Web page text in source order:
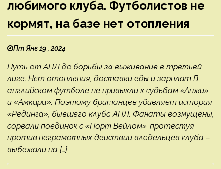
любимого клуба. Футболистов не
кормят, на базе нет отопления
Пт Янв 19 , 2024
Путь от АПЛ до борьбы за выживание в третьей
лиге. Нет отопления, доставки еды и зарплат В
английском футболе не привыкли к судьбам «Анжи»
и «Амкара». Поэтому британцев удивляет история
«Рединга», бывшего клуба АПЛ. Фанаты возмущены,
сорвали поединок с «Порт Вейлом», протестуя
против неграмотных действий владельцев клуба –
выбежали на […]